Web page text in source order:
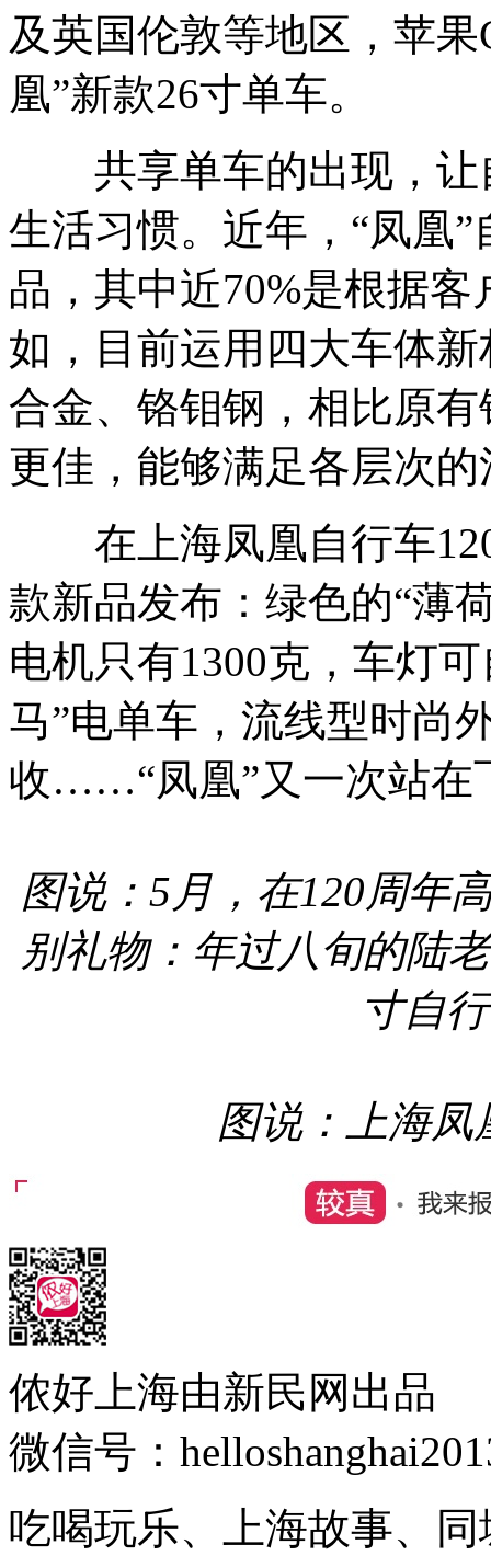
及英国伦敦等地区，苹
凰”新款26寸单车。
共享单车的出现，让
生活习惯。近年，“凤凰
品，其中近70%是根据
如，目前运用四大车体
合金、铬钼钢，相比原
更佳，能够满足各层次
在上海凤凰自行车120
款新品发布：绿色的“薄
电机只有1300克，车灯
马”电单车，流线型时尚
收……“凤凰”又一次站在
图说：5月，在120周年
别礼物：年过八旬的陆
寸自
图说：上海凤
侬好上海由新民网出品
微信号：
吃喝玩乐、上海故事、同